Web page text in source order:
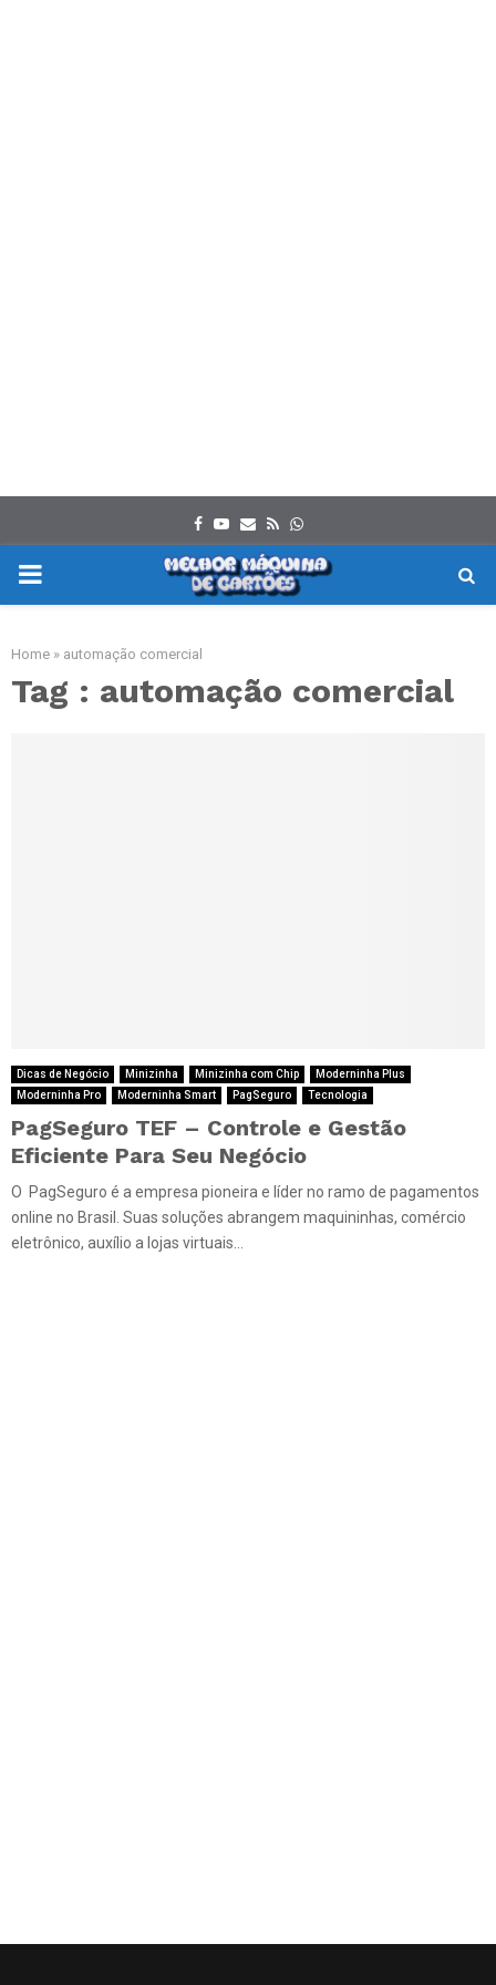
Facebook
Youtube
Email
RssWhatsapp
PRIMARY
Home » automação comercial
Tag : automação comercial
Dicas de Negócio Minizinha Minizinha com Chip
Moderninha Plus
Moderninha Pro
Moderninha Smart PagSeguro Tecnologia
PagSeguro TEF – Controle e Gestão
Eficiente Para Seu Negócio
O PagSeguro é a empresa pioneira e líder no ramo de pagamentos
online no Brasil. Suas soluções abrangem maquininhas, comércio
eletrônico, auxílio a lojas virtuais...